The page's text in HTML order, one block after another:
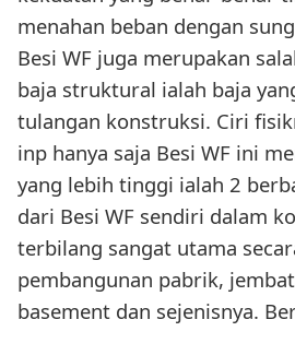
menahan beban dengan
Besi WF juga merupakan
baja struktural ialah baja
tulangan konstruksi. Ciri
inp hanya saja Besi WF ini
yang lebih tinggi ialah 2
dari Besi WF sendiri dalam
terbilang sangat utama
pembangunan pabrik,
basement dan sejenisnya.